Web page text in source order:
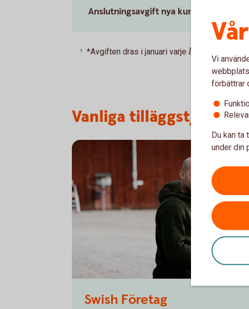
Anslutningsavgift nya kunder
1 *Avgiften dras i januari varje år.
Vanliga tilläggstjänster
Swish Företag
Vi
förbättrar
Du kan ta
under din